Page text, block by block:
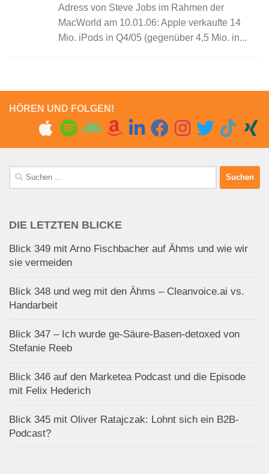
Adress von Steve Jobs im Rahmen der
MacWorld am 10.01.06: Apple verkaufte 14
Mio. iPods in Q4/05 (gegenüber 4,5 Mio. in...
HÖREN UND FOLGEN!
Suchen
nach:
DIE LETZTEN BLICKE
Blick 349 mit Arno Fischbacher auf Ähms und wie wir
sie vermeiden
Blick 348 und weg mit den Ähms – Cleanvoice.ai vs.
Handarbeit
Blick 347 – Ich wurde ge-Säure-Basen-detoxed von
Stefanie Reeb
Blick 346 auf den Marketea Podcast und die Episode
mit Felix Hederich
Blick 345 mit Oliver Ratajczak: Lohnt sich ein B2B-
Podcast?